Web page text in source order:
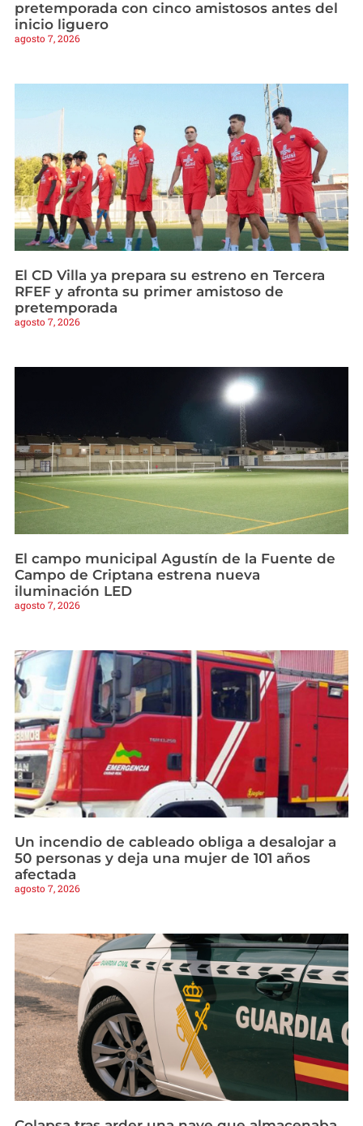
pretemporada con cinco amistosos antes del
inicio liguero
agosto 7, 2026
El CD Villa ya prepara su estreno en Tercera
RFEF y afronta su primer amistoso de
pretemporada
agosto 7, 2026
El campo municipal Agustín de la Fuente de
Campo de Criptana estrena nueva
iluminación LED
agosto 7, 2026
Un incendio de cableado obliga a desalojar a
50 personas y deja una mujer de 101 años
afectada
agosto 7, 2026